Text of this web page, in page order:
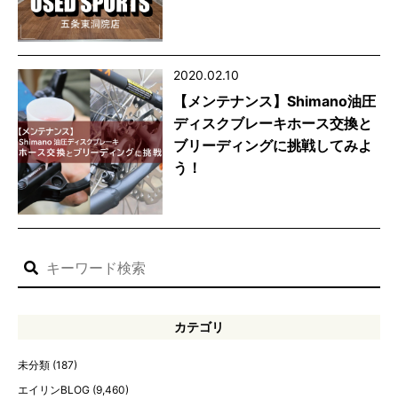
2020.02.10
【メンテナンス】Shimano油圧
ディスクブレーキホース交換と
ブリーディングに挑戦してみよ
う！
カテゴリ
未分類 (187)
エイリンBLOG (9,460)